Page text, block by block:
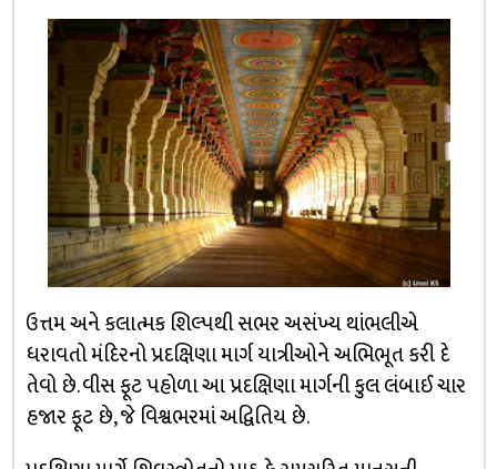
ઉત્તમ અને કલાત્મક શિલ્પથી સભર અસંખ્ય થાંભલીએ
ધરાવતો મંદિરનો પ્રદક્ષિણા માર્ગ યાત્રીઓને અભિભૂત કરી દે
તેવો છે. વીસ ફૂટ પહોળા આ પ્રદક્ષિણા માર્ગની કુલ લંબાઈ ચાર
હજાર ફૂટ છે, જે વિશ્વભરમાં અદ્વિતિય છે.